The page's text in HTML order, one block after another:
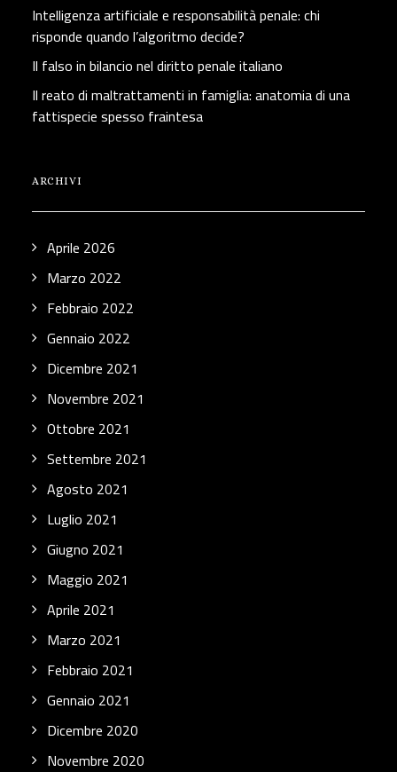
Intelligenza artificiale e responsabilità penale: chi
risponde quando l’algoritmo decide?
Il falso in bilancio nel diritto penale italiano
Il reato di maltrattamenti in famiglia: anatomia di una
fattispecie spesso fraintesa
ARCHIVI
Aprile 2026
Marzo 2022
Febbraio 2022
Gennaio 2022
Dicembre 2021
Novembre 2021
Ottobre 2021
Settembre 2021
Agosto 2021
Luglio 2021
Giugno 2021
Maggio 2021
Aprile 2021
Marzo 2021
Febbraio 2021
Gennaio 2021
Dicembre 2020
Novembre 2020